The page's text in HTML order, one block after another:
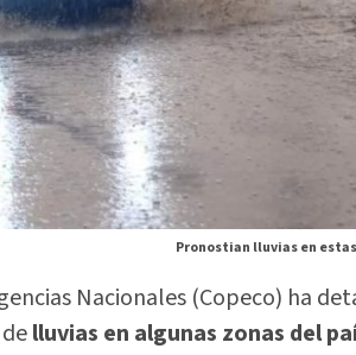
Pronostian lluvias en
Nacionales (Copeco) ha
lluvias en algunas zonas del